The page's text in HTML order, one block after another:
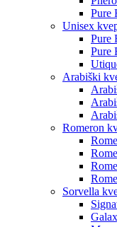
Pure
Unisex
Pure
Pure
Arabiški
Romeron
Sorvella